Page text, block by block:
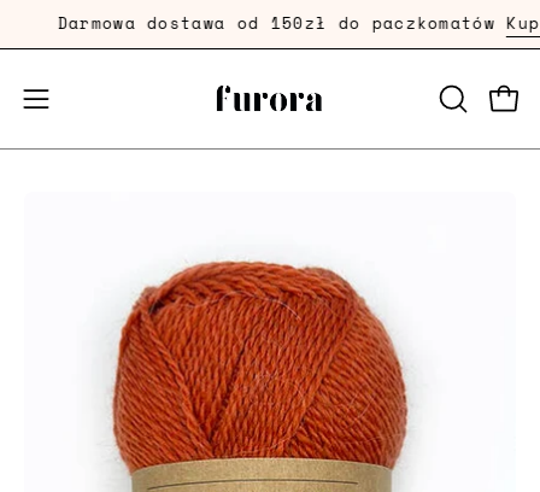
Przejdź
dalej
Darmowa dostawa od 150zł do paczkomatówKup
Przełącznik
menu
OTWÓRZ